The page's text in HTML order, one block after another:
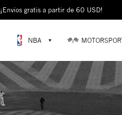
¡Envíos gratis a partir de 60 USD!
NBA